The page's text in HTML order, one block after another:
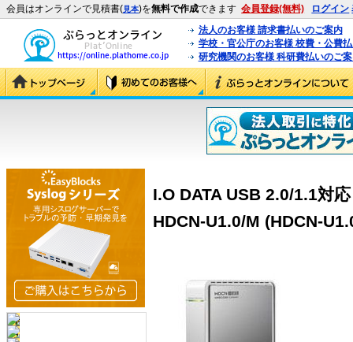
会員はオンラインで見積書(見本)を無料で作成できます 会員登録(無料) ログイン
法人のお客様 請求書払いのご案内
学校・官公庁のお客様 校費・公費
研究機関のお客様 科研費払いのご
I.O DATA USB 2.0/1.1対
HDCN-U1.0/M (HDCN-